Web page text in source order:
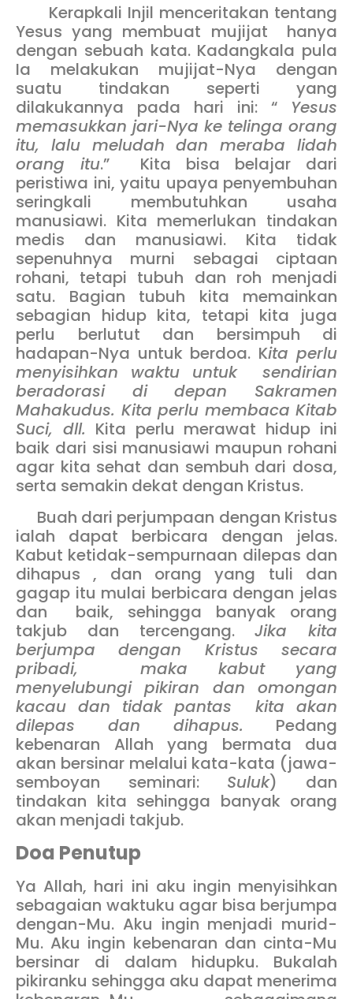
Kerapkali Injil menceritakan tentang
Yesus yang membuat mujijat hanya
dengan sebuah kata. Kadangkala pula
Ia melakukan mujijat-Nya dengan
suatu tindakan seperti yang
dilakukannya pada hari ini: “ Yesus
memasukkan jari-Nya ke telinga orang
itu, lalu meludah dan meraba lidah
orang itu.” Kita bisa belajar dari
peristiwa ini, yaitu upaya penyembuhan
seringkali membutuhkan usaha
manusiawi. Kita memerlukan tindakan
medis dan manusiawi. Kita tidak
sepenuhnya murni sebagai ciptaan
rohani, tetapi tubuh dan roh menjadi
satu. Bagian tubuh kita memainkan
sebagian hidup kita, tetapi kita juga
perlu berlutut dan bersimpuh di
hadapan-Nya untuk berdoa. Kita perlu
menyisihkan waktu untuk sendirian
beradorasi di depan Sakramen
Mahakudus. Kita perlu membaca Kitab
Suci, dll. Kita perlu merawat hidup ini
baik dari sisi manusiawi maupun rohani
agar kita sehat dan sembuh dari dosa,
serta semakin dekat dengan Kristus.
Buah dari perjumpaan dengan Kristus
ialah dapat berbicara dengan jelas.
Kabut ketidak-sempurnaan dilepas dan
dihapus , dan orang yang tuli dan
gagap itu mulai berbicara dengan jelas
dan baik, sehingga banyak orang
takjub dan tercengang.Jika kita
berjumpa dengan Kristus secara
pribadi, maka kabut yang
menyelubungi pikiran dan omongan
kacau dan tidak pantas kita akan
dilepas dan dihapus. Pedang
kebenaran Allah yang bermata dua
akan bersinar melalui kata-kata (jawa-
semboyan seminari: Suluk) dan
tindakan kita sehingga banyak orang
akan menjadi takjub.
Doa Penutup
Ya Allah, hari ini aku ingin menyisihkan
sebagaian waktuku agar bisa berjumpa
dengan-Mu. Aku ingin menjadi murid-
Mu. Aku ingin kebenaran dan cinta-Mu
bersinar di dalam hidupku. Bukalah
pikiranku sehingga aku dapat menerima